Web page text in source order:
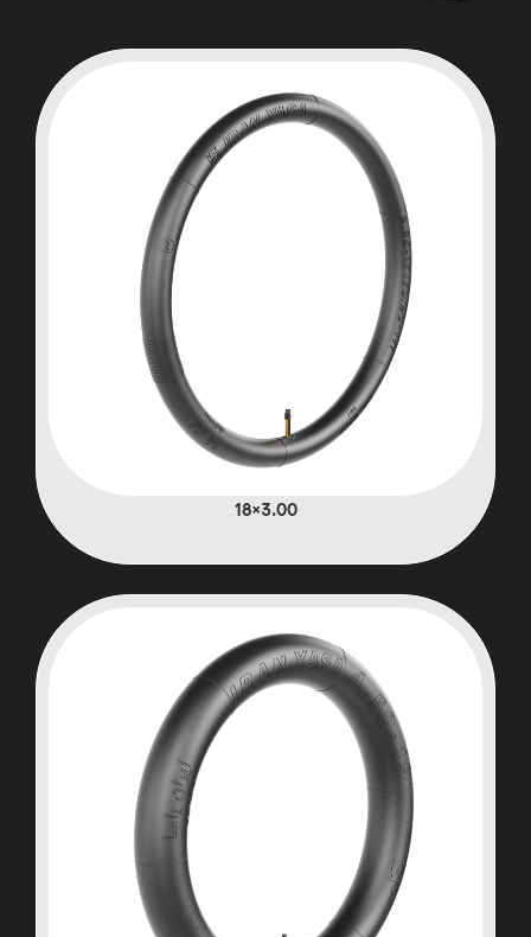
3.00×18